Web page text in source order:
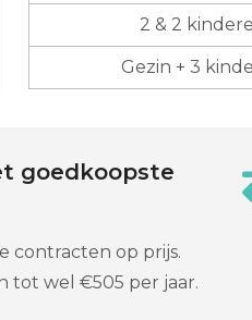
2 & 2
Gezin + 3
goedkoopste
contracten op prijs.
tot wel €505 per jaar.